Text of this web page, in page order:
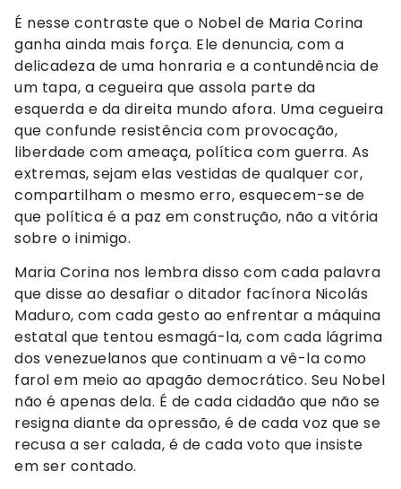
É nesse contraste que o Nobel de Maria Corina
ganha ainda mais força. Ele denuncia, com a
delicadeza de uma honraria e a contundência de
um tapa, a cegueira que assola parte da
esquerda e da direita mundo afora. Uma cegueira
que confunde resistência com provocação,
liberdade com ameaça, política com guerra. As
extremas, sejam elas vestidas de qualquer cor,
compartilham o mesmo erro, esquecem-se de
que política é a paz em construção, não a vitória
sobre o inimigo.
Maria Corina nos lembra disso com cada palavra
que disse ao desafiar o ditador facínora Nicolás
Maduro, com cada gesto ao enfrentar a máquina
estatal que tentou esmagá-la, com cada lágrima
dos venezuelanos que continuam a vê-la como
farol em meio ao apagão democrático. Seu Nobel
não é apenas dela. É de cada cidadão que não se
resigna diante da opressão, é de cada voz que se
recusa a ser calada, é de cada voto que insiste
em ser contado.